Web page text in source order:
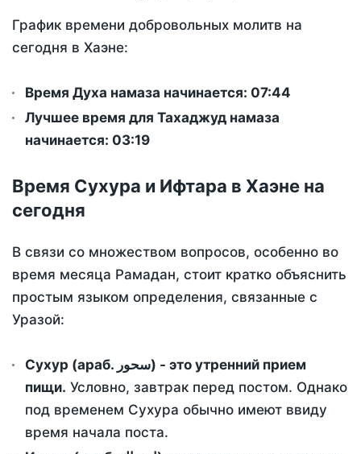
График времени добровольных молитв на
сегодня в Хаэне:
Время Духа намаза начинается: 07:44
Лучшее время для Тахаджуд намаза
начинается: 03:19
Время Сухура и Ифтара в Хаэне на
сегодня
В связи со множеством вопросов, особенно во
время месяца Рамадан, стоит кратко объяснить
простым языком определения, связанные с
Уразой:
Сухур (араб. سحور) - это утренний прием
пищи. Условно, завтрак перед постом. Однако
под временем Сухура обычно имеют ввиду
время начала поста.